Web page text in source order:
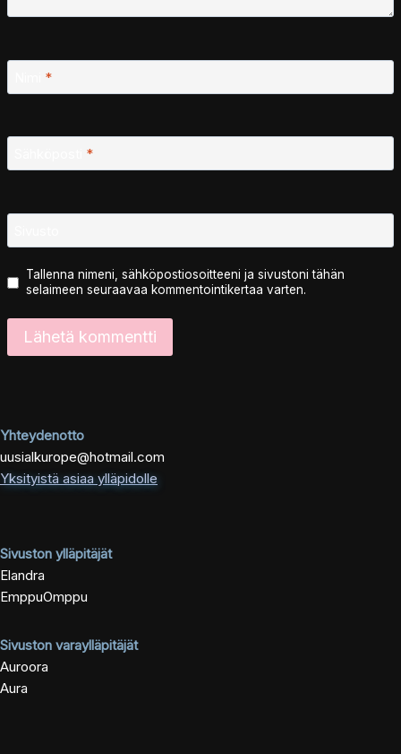
*
*
Tallenna nimeni, sähköpostiosoitteeni ja sivustoni tähän
selaimeen seuraavaa kommentointikertaa varten.
Yhteydenotto
uusialkurope@hotmail.com
Yksityistä asiaa ylläpidolle
Sivuston ylläpitäjät
Elandra
EmppuOmppu
Sivuston varaylläpitäjät
Auroora
Aura